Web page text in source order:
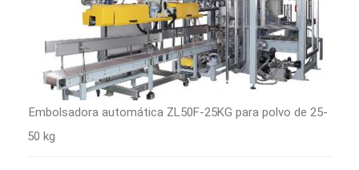
Embolsadora automática ZL50F-25KG para polvo de 25-
50 kg